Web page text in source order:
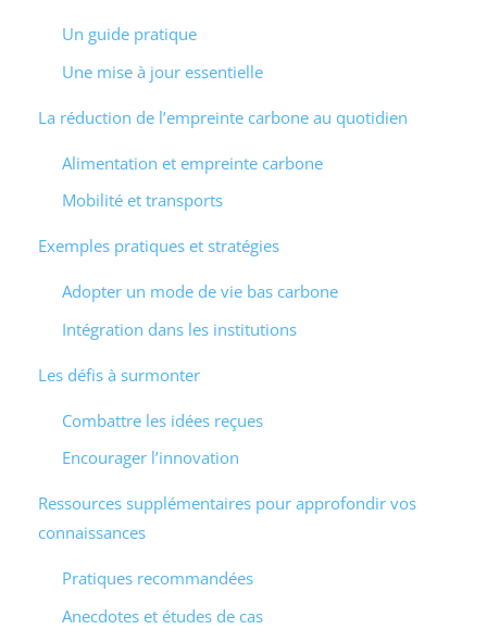
Un guide pratique
Une mise à jour essentielle
La réduction de l’empreinte carbone au quotidien
Alimentation et empreinte carbone
Mobilité et transports
Exemples pratiques et stratégies
Adopter un mode de vie bas carbone
Intégration dans les institutions
Les défis à surmonter
Combattre les idées reçues
Encourager l’innovation
Ressources supplémentaires pour approfondir vos
connaissances
Pratiques recommandées
Anecdotes et études de cas